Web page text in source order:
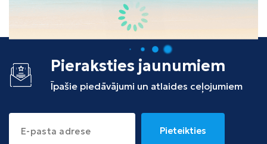
Albānija
Pieraksties jaunumiem
Īpašie piedāvājumi un atlaides ceļojumiem
Pieteikties